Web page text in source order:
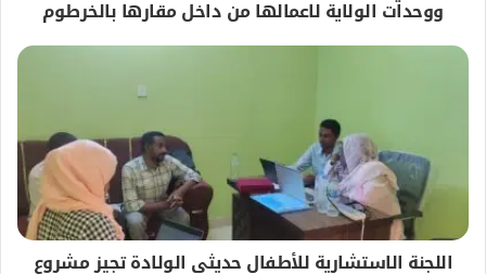
ووحدات الولاية لاعمالها من داخل مقارها بالخرطوم
اللجنة الاستشارية للأطفال حديثي الولادة تجيز مشروع